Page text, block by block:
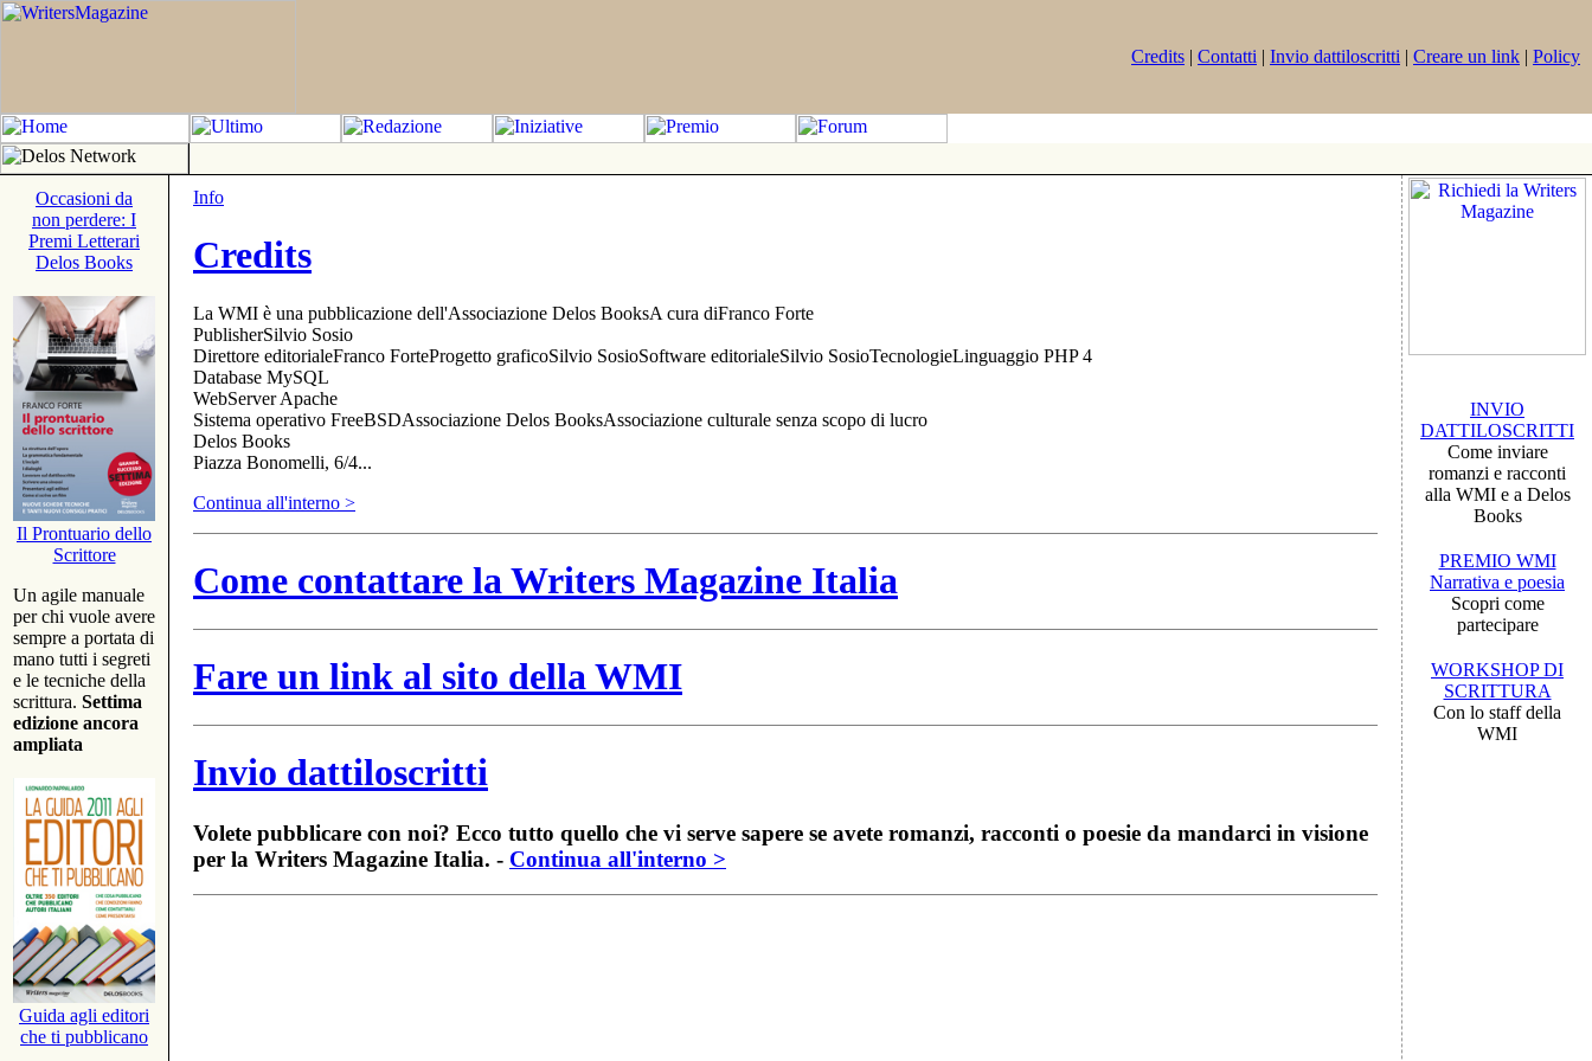
Credits | Contatti | Invio dattiloscritti | Creare un link | Policy
Occasioni da
non perdere: I
Premi Letterari
Delos Books
Il Prontuario dello
Scrittore
Un agile manuale
per chi vuole avere
sempre a portata di
mano tutti i segreti
e le tecniche della
scrittura. Settima
edizione ancora
ampliata
Guida agli editori
che ti pubblicano
Info
Credits
La WMI è una pubblicazione dell'Associazione Delos BooksA cura diFranco Forte
PublisherSilvio Sosio
Direttore editorialeFranco ForteProgetto graficoSilvio SosioSoftware editorialeSilvio SosioTecnologieLinguaggio PHP 4
Database MySQL
WebServer Apache
Sistema operativo FreeBSDAssociazione Delos BooksAssociazione culturale senza scopo di lucro
Delos Books
Piazza Bonomelli, 6/4...
Continua all'interno >
Come contattare la Writers Magazine Italia
Fare un link al sito della WMI
Invio dattiloscritti
Volete pubblicare con noi? Ecco tutto quello che vi serve sapere se avete romanzi, racconti o poesie da mandarci in visione
per la Writers Magazine Italia. - Continua all'interno >
INVIO
DATTILOSCRITTI
Come inviare
romanzi e racconti
alla WMI e a Delos
Books
PREMIO WMI
Narrativa e poesia
Scopri come
partecipare
WORKSHOP DI
SCRITTURA
Con lo staff della
WMI